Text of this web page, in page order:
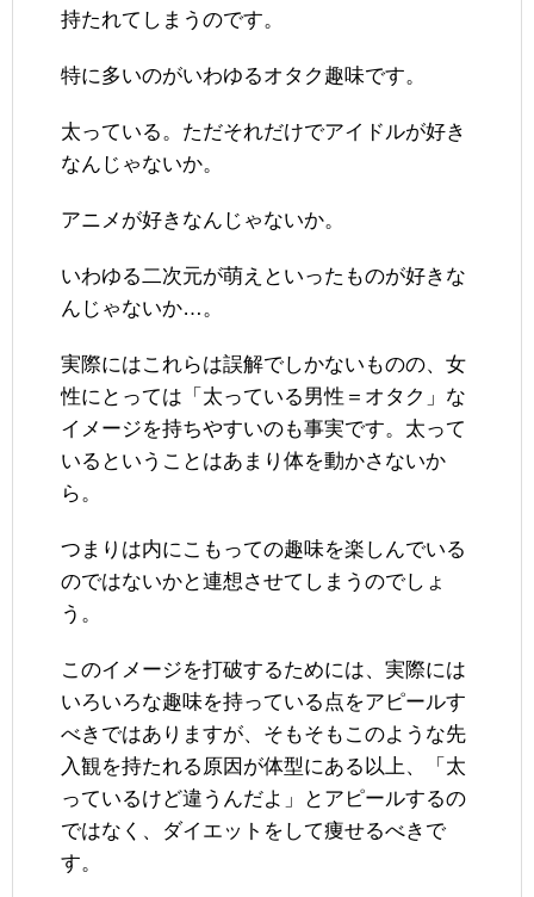
持たれてしまうのです。
特に多いのがいわゆるオタク趣味です。
太っている。ただそれだけでアイドルが好き
なんじゃないか。
アニメが好きなんじゃないか。
いわゆる二次元が萌えといったものが好きな
んじゃないか…。
実際にはこれらは誤解でしかないものの、女
性にとっては「太っている男性＝オタク」な
イメージを持ちやすいのも事実です。太って
いるということはあまり体を動かさないか
ら。
つまりは内にこもっての趣味を楽しんでいる
のではないかと連想させてしまうのでしょ
う。
このイメージを打破するためには、実際には
いろいろな趣味を持っている点をアピールす
べきではありますが、そもそもこのような先
入観を持たれる原因が体型にある以上、「太
っているけど違うんだよ」とアピールするの
ではなく、ダイエットをして痩せるべきで
す。